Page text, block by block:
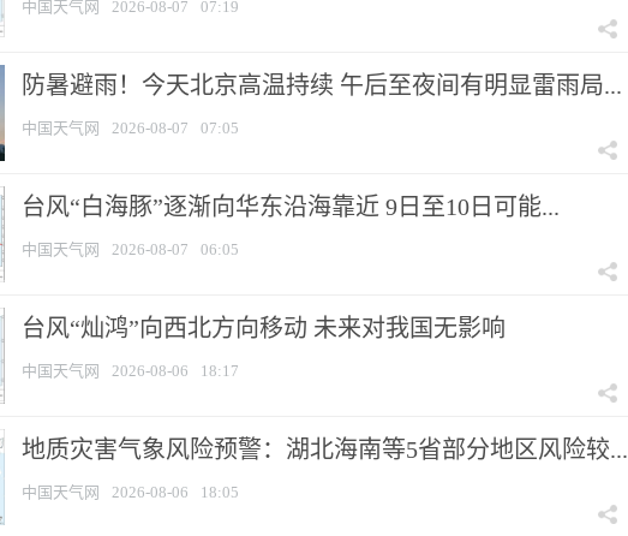
中国天气网 2026-08-07 07:19
防暑避雨！今天北京高温持续 午后至夜间有明显雷雨局...
中国天气网 2026-08-07 07:05
台风“白海豚”逐渐向华东沿海靠近 9日至10日可能...
中国天气网 2026-08-07 06:05
台风“灿鸿”向西北方向移动 未来对我国无影响
中国天气网 2026-08-06 18:17
地质灾害气象风险预警：湖北海南等5省部分地区风险较...
中国天气网 2026-08-06 18:05